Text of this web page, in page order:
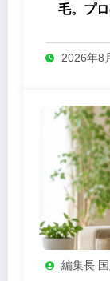
毛。プ
2026年8
編集長